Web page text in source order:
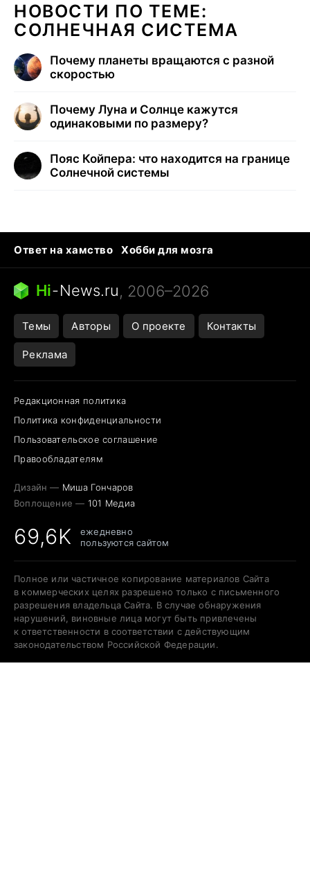
НОВОСТИ ПО ТЕМЕ:
СОЛНЕЧНАЯ СИСТЕМА
Почему планеты вращаются с разной
скоростью
Почему Луна и Солнце кажутся
одинаковыми по размеру?
Пояс Койпера: что находится на границе
Солнечной системы
Ответ на хамство
Хобби для мозга
Бензин 100 vs 95
Тунцы в океанариуме
Следующая пандемия
Hi-News.ru, 2006–2026
Темы Авторы О проекте Контакты
Реклама
Редакционная политика
Политика конфиденциальности
Пользовательское соглашение
Правообладателям
Дизайн — Миша Гончаров
Воплощение — 101 Медиа
69,6K
ежедневно
пользуются сайтом
Полное или частичное копирование материалов Сайта
в коммерческих целях разрешено только с письменного
разрешения владельца Сайта. В случае обнаружения
нарушений, виновные лица могут быть привлечены
к ответственности в соответствии с действующим
законодательством Российской Федерации.